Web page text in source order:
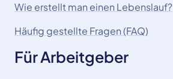
Wie erstellt man einen Lebenslauf?
Häufig gestellte Fragen (FAQ)
Für Arbeitgeber